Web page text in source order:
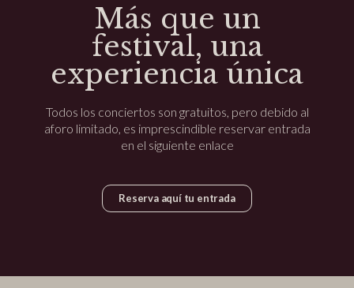
Más que un
festival, una
experiencia única
Todos los conciertos son gratuitos, pero debido al
aforo limitado, es imprescindible reservar entrada
en el siguiente enlace
Reserva aquí tu entrada